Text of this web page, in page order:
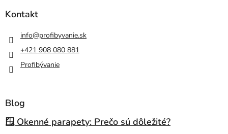
Kontakt
info@profibyvanie.sk
+421 908 080 881
Profibývanie
Blog
🪟 Okenné parapety: Prečo sú dôležité?